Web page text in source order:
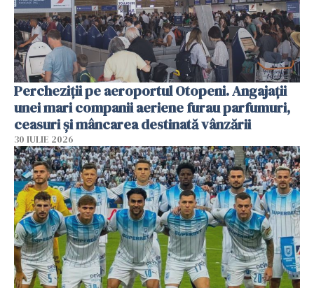
Percheziții pe aeroportul Otopeni. Angajații
unei mari companii aeriene furau parfumuri,
ceasuri și mâncarea destinată vânzării
30 IULIE 2026